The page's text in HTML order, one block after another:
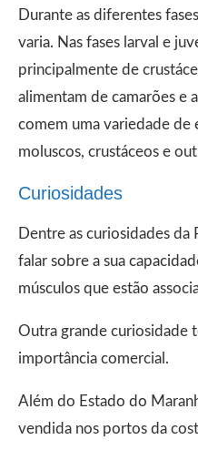
Durante as diferentes
varia. Nas fases larval e
principalmente de
alimentam de camarões e
comem uma variedade de
moluscos, crustáceos e
Curiosidades
Dentre as curiosidades da
falar sobre a sua
músculos que estão
Outra grande curiosidade
importância comercial.
Além do Estado do
vendida nos portos da